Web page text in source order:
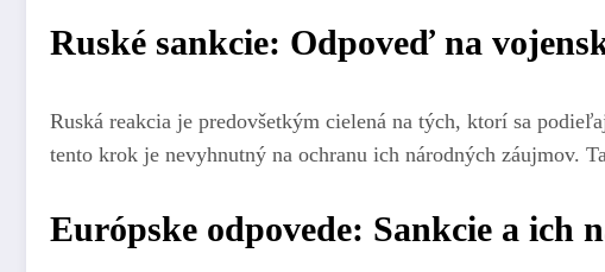
Ruské sankcie: Odpoveď na
Ruská reakcia je predovšetkým cielená na tých, ktorí sa
tento krok je nevyhnutný na ochranu ich národných záujmov.
Európske odpovede: Sankcie a ich